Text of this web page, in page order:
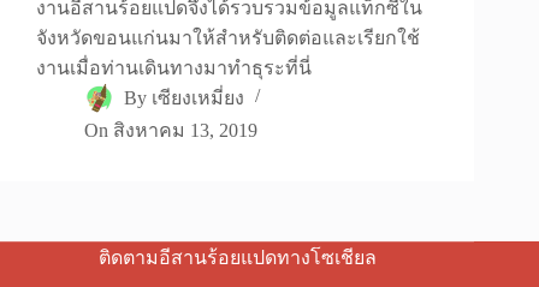
งานอีสานร้อยแปดจึงได้รวบรวมข้อมูลแท็กซี่ใน
จังหวัดขอนแก่นมาให้สำหรับติดต่อและเรียกใช้
งานเมื่อท่านเดินทางมาทำธุระที่นี่
By เซียงเหมี่ยง
On สิงหาคม 13, 2019
ติดตามอีสานร้อยแปดทางโซเชียล